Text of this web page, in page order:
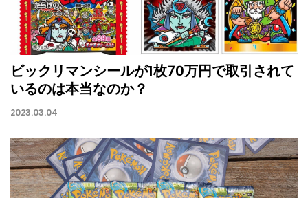
ビックリマンシールが1枚70万円で取引されて
いるのは本当なのか？
2023.03.04